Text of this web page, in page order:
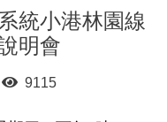
統小港林園線
明會
9115